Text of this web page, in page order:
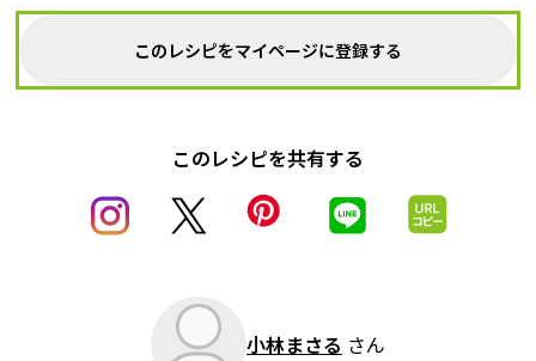
このレシピをマイページに登録する
このレシピを共有する
小林まさる さん